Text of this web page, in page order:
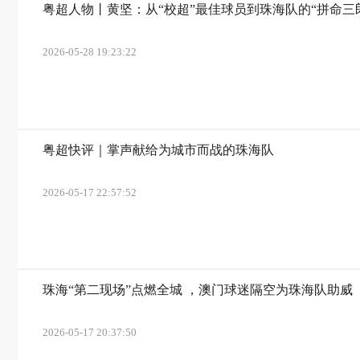
粤超人物丨黄坚：从“校超”最佳球员到珠海队的“拼命三
2026-05-28 19:23:22
粤超快评｜掌声献给为城市而战的珠海队
2026-05-17 22:57:52
珠海“第二现场”点燃全城 ，澳门球迷隔空为珠海队助威
2026-05-17 20:37:50